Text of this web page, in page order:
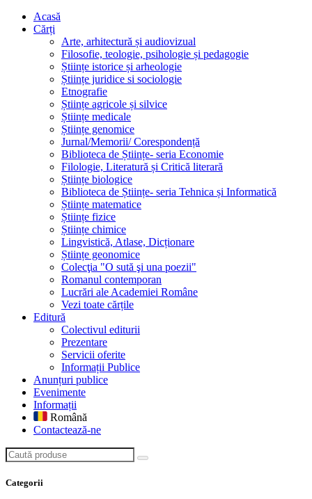
Acasă
Cărți
Arte, arhitectură și audiovizual
Filosofie, teologie, psihologie și pedagogie
Științe istorice și arheologie
Științe juridice si sociologie
Etnografie
Științe agricole și silvice
Științe medicale
Științe genomice
Jurnal/Memorii/ Corespondență
Biblioteca de Științe- seria Economie
Filologie, Literatură și Critică literară
Științe biologice
Biblioteca de Științe- seria Tehnica și Informatică
Științe matematice
Științe fizice
Științe chimice
Lingvistică, Atlase, Dicționare
Științe geonomice
Colecţia "O sută şi una poezii"
Romanul contemporan
Lucrări ale Academiei Române
Vezi toate cărțile
Editură
Colectivul editurii
Prezentare
Servicii oferite
Informații Publice
Anunțuri publice
Evenimente
Informații
Română
Contactează-ne
Caută produse
Categorii